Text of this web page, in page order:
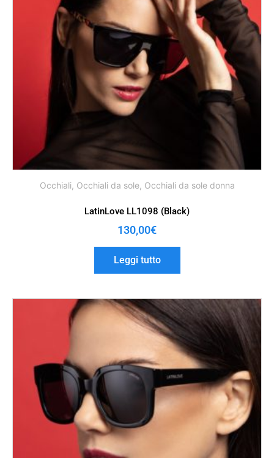
Occhiali, Occhiali da sole, Occhiali da sole donna
LatinLove LL1098 (Black)
130,00€
Leggi tutto